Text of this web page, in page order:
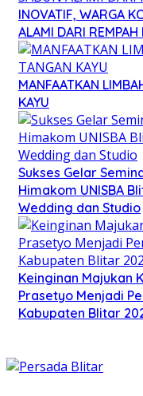
INOVATIF, WARGA
ALAMI DARI
MANFAATKAN
KAYU
Sukses Gelar
Himakom UNISBA
Wedding dan Studio
Keinginan Majukan
Prasetyo Menjadi
Kabupaten Blitar